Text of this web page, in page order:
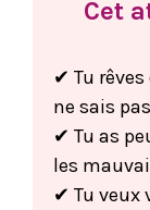
Cet
✔ Tu
ne sais
✔ Tu as
les
✔ Tu veux